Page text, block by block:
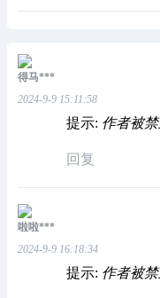
得马***
2024-9-9 15:11:58
提示: 作者被
回复
啦啦***
2024-9-9 16:18:34
提示: 作者被